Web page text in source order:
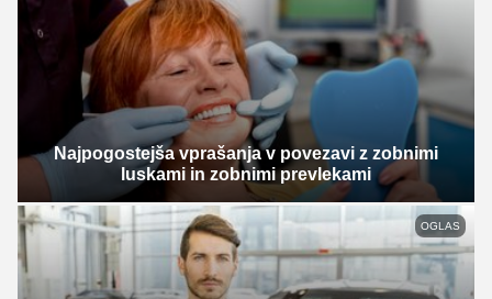
Najpogostejša vprašanja v povezavi z zobnimi
luskami in zobnimi prevlekami
OGLAS